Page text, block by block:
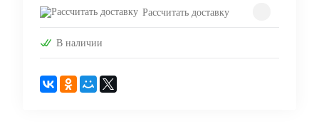
Рассчитать доставку
В наличии